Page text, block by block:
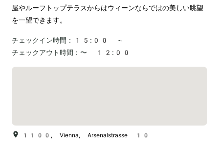
屋やルーフトップテラスからはウィーンならではの美しい眺望
を一望できます。
チェックイン時間：
15:00 ～
チェックアウト時間： 〜 12:00
1100, Vienna, Arsenalstrasse 10